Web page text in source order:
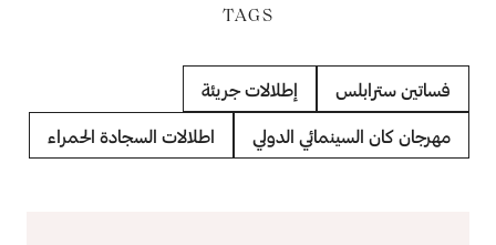
TAGS
فساتين سترابلس إطلالات جريئة
مهرجان كان السينمائي الدولي اطلالات السجادة الحمراء